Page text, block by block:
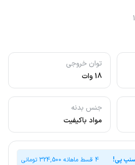
توان خروجی
18 وات
جنس بدنه
مواد باکیفیت
پی! 4 قسط ماهانه 324,500 تومانی